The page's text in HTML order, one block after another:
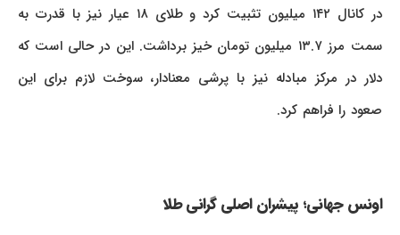
در کانال ۱۴۲ میلیون تثبیت کرد و طلای ۱۸ عیار نیز با قدرت به
سمت مرز ۱۳.۷ میلیون تومان خیز برداشت. این در حالی است که
دلار در مرکز مبادله نیز با پرشی معنادار، سوخت لازم برای این
صعود را فراهم کرد.
اونس جهانی؛ پیشران اصلی گرانی طلا